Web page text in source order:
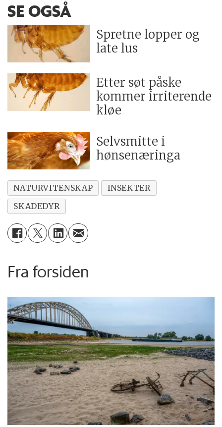
SE OGSÅ
Spretne lopper og
late lus
Etter søt påske
kommer irriterende
kløe
Selvsmitte i
hønsenæringa
NATURVITENSKAP
INSEKTER
SKADEDYR
Fra forsiden